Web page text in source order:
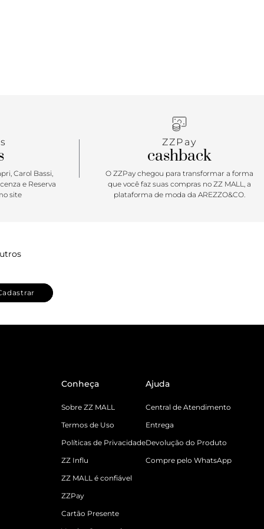
Carol Bassi,
e Reserva
site
ZZPay
cashback
O ZZPay chegou para transformar a forma
que você faz suas compras no ZZ MALL, a
plataforma de moda da AREZZO&CO.
Conheça
Sobre ZZ MALL
Termos de Uso
Políticas de Privacidade
ZZ Influ
ZZ MALL é confiável
ZZPay
Cartão Presente
Ajuda
Central de Atendimento
Entrega
Devolução do Produto
Compre pelo WhatsApp